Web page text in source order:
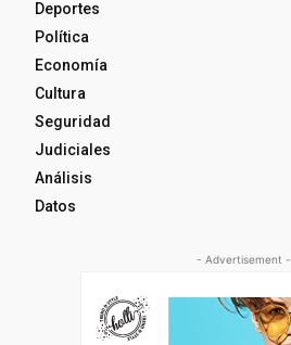
Deportes
Política
Economía
Cultura
Seguridad
Judiciales
Análisis
Datos
- Advertisement -